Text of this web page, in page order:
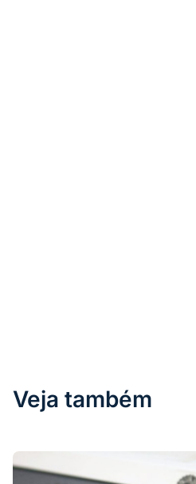
Veja também